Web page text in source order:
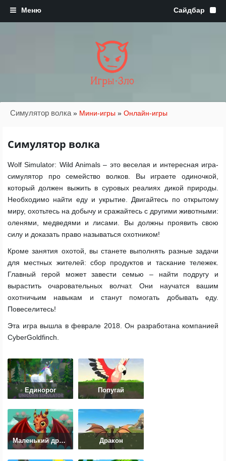
Игры·Зло
Симулятор волка » Мини-игры » Онлайн-игры
Симулятор волка
Wolf Simulator: Wild Animals – это веселая и интересная игра-
симулятор про семейство волков. Вы играете одиночкой,
который должен выжить в суровых реалиях дикой природы.
Необходимо найти еду и укрытие. Двигайтесь по открытому
миру, охотьтесь на добычу и сражайтесь с другими животными:
оленями, медведями и лисами. Вы должны проявить свою
силу и доказать право называться охотником!
Кроме занятия охотой, вы станете выполнять разные задачи
для местных жителей: сбор продуктов и таскание тележек.
Главный герой может завести семью – найти подругу и
вырастить очаровательных волчат. Они научатся вашим
охотничьим навыкам и станут помогать добывать еду.
Повеселитесь!
Эта игра вышла в феврале 2018. Он разработана компанией
CyberGoldfinch.
Единорог Попугай
Маленький дракон Дракон